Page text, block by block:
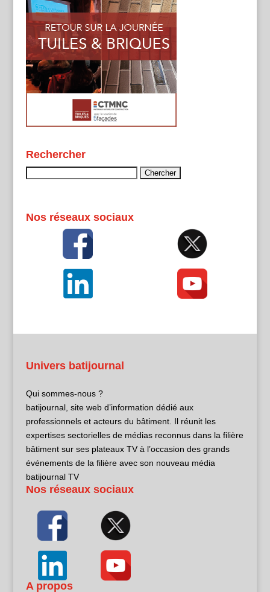
Rechercher
Nos réseaux sociaux
Univers batijournal
Qui sommes-nous ?
batijournal, site web d’information dédié aux
professionnels et acteurs du bâtiment. Il réunit les
expertises sectorielles de médias reconnus dans la filière
bâtiment sur ses plateaux TV à l’occasion des grands
événements de la filière avec son nouveau média
batijournal TV
Nos réseaux sociaux
A propos